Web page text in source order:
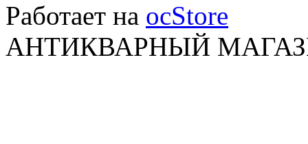
Работает на ocStore
АНТИКВАРНЫЙ